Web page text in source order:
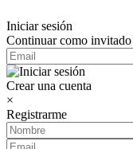
Iniciar sesión
Continuar como invitado
Crear una cuenta
×
Registrarme